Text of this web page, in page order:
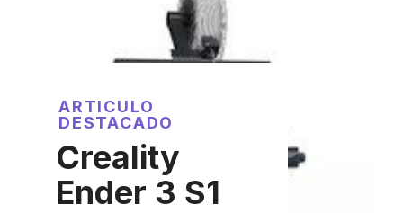
ARTICULO
DESTACADO
Creality
Ender 3 S1